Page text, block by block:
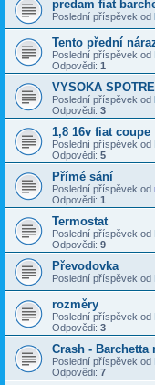
predam fiat
Poslední příspěvek od
Tento přední
Poslední příspěvek od
Odpovědi: 1
VYSOKA
Poslední příspěvek od
Odpovědi: 3
1,8 16v fiat coupe
Poslední příspěvek od
Odpovědi: 5
Přímé sání
Poslední příspěvek od
Odpovědi: 1
Termostat
Poslední příspěvek od
Odpovědi: 9
Převodovka
Poslední příspěvek od
rozměry
Poslední příspěvek od
Odpovědi: 3
Crash - Barchetta
Poslední příspěvek od
Odpovědi: 7